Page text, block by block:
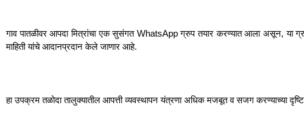
गाव पातळीवर आपदा मित्रांचा एक सुसंगत WhatsApp ग्रुप तयार करण्यात आला असून, या
माहिती यांचे आदानप्रदान केले जाणार आहे.
हा उपक्रम तळोदा तालुक्यातील आपत्ती व्यवस्थापन यंत्रणा अधिक मजबूत व सजग करण्याच्या